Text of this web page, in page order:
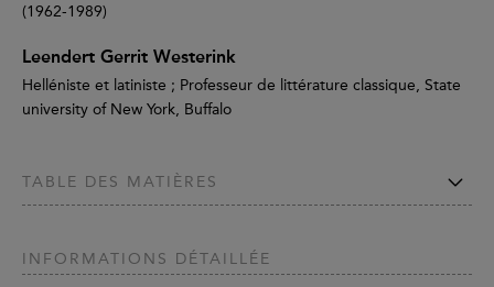
(1962-1989)
Leendert Gerrit Westerink
Helléniste et latiniste ; Professeur de littérature classique, State
university of New York, Buffalo
TABLE DES MATIÈRES
INFORMATIONS DÉTAILLÉE